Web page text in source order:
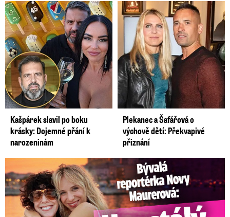
Kašpárek slavil po boku
krásky: Dojemné přání k
narozeninám
Plekanec a Šafářová o
výchově dětí: Překvapivé
přiznání
Bývalá reportérka Novy Maurerová: Neustálý boj o lásku s ...